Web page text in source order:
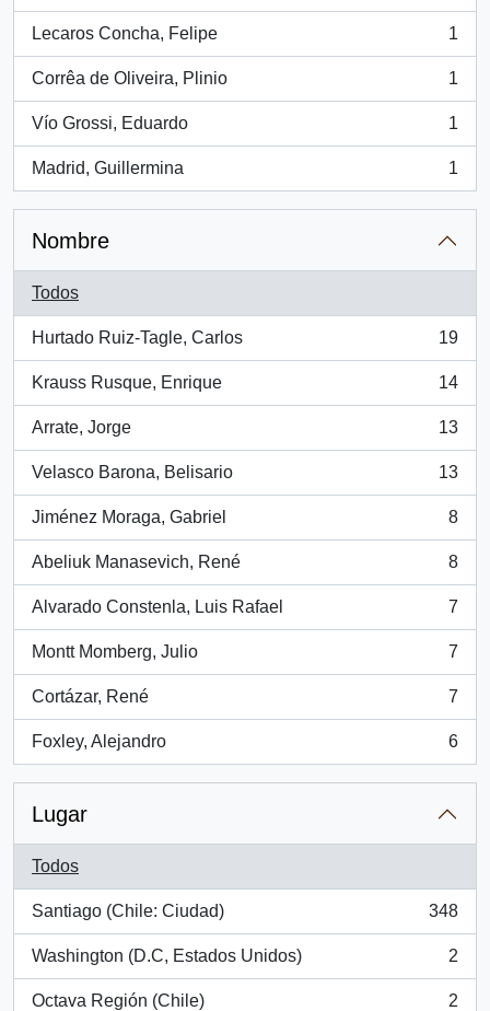
Lecaros Concha, Felipe
, 1 resultados
1
Corrêa de Oliveira, Plinio
, 1 resultados
1
Vío Grossi, Eduardo
, 1 resultados
1
Madrid, Guillermina
, 1 resultados
1
Nombre
Todos
Hurtado Ruiz-Tagle, Carlos
, 19 resultados
19
Krauss Rusque, Enrique
, 14 resultados
14
Arrate, Jorge
, 13 resultados
13
Velasco Barona, Belisario
, 13 resultados
13
Jiménez Moraga, Gabriel
, 8 resultados
8
Abeliuk Manasevich, René
, 8 resultados
8
Alvarado Constenla, Luis Rafael
, 7 resultados
7
Montt Momberg, Julio
, 7 resultados
7
Cortázar, René
, 7 resultados
7
Foxley, Alejandro
, 6 resultados
6
Lugar
Todos
Santiago (Chile: Ciudad)
, 348 resultados
348
Washington (D.C, Estados Unidos)
, 2 resultados
2
Octava Región (Chile) 2